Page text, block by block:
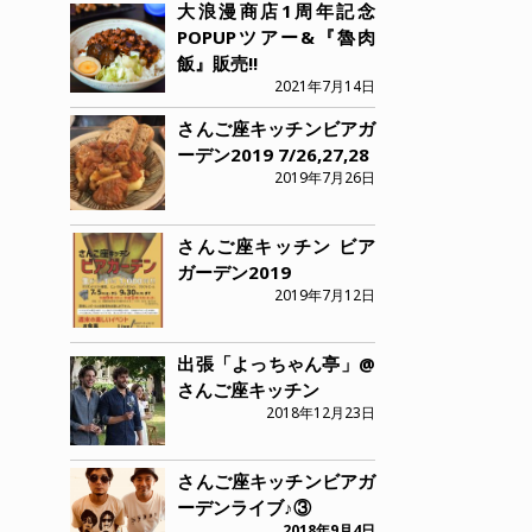
大浪漫商店1周年記念
POPUPツアー&『魯肉
飯』販売!!
2021年7月14日
さんご座キッチンビアガ
ーデン2019 7/26,27,28
2019年7月26日
さんご座キッチン ビア
ガーデン2019
2019年7月12日
出張「よっちゃん亭」@
さんご座キッチン
2018年12月23日
さんご座キッチンビアガ
ーデンライブ♪③